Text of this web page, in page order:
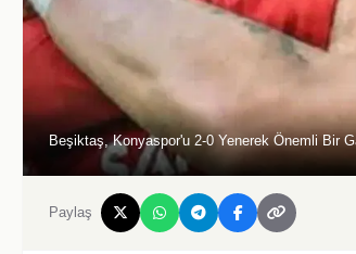
Beşiktaş, Konyaspor'u 2-0 Yenerek Önemli Bir
Paylaş